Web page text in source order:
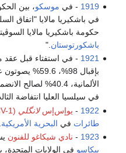
1919 - في موسكو، بين
في باشكيريا مالايا "اتفاق
حكومة باشكيريا مالايا
باشكورتوستان ."
1921 - في استفتاء قبل عقد
بإقبال 98%،
الألمانية، 40.4%
في سيلسيا العليا انتفاضة
1922
- يوإس‌إسلانگلي (CV-1)
طائرات في البحرية الأمريكية
1923
- نادي شيكاغو للفنون
پيكاسو في الولايات المتحدة،